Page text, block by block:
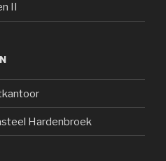
II
Hardenbroek